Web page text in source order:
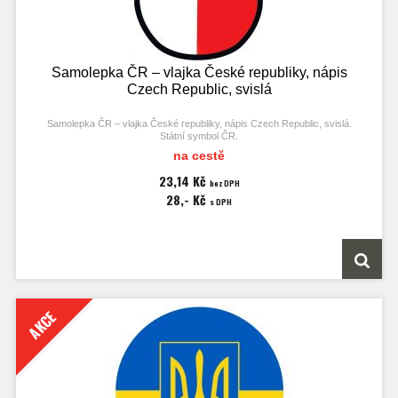
Samolepka ČR – vlajka České republiky, nápis
Czech Republic, svislá
Samolepka ČR – vlajka České republiky, nápis Czech Republic, svislá.
Státní symbol ČR.
Rozměry nálepky 60x83 mm.
Klíčová slova: sticker, stick-on label, der Aufkleber, svislá, vertical.
na cestě
23,14 Kč bez DPH
28,- Kč s DPH
AKCE